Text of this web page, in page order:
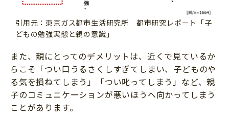
引用元：東京ガス都市生活研究所 都市研究レポート「子
どもの勉強実態と親の意識」
また、親にとってのデメリットは、近くで見ているか
らこそ「つい口うるさくしすぎてしまい、子どものや
る気を損ねてしまう」「つい叱ってしまう」など、親
子のコミュニケーションが悪いほうへ向かってしまう
ことがあります。